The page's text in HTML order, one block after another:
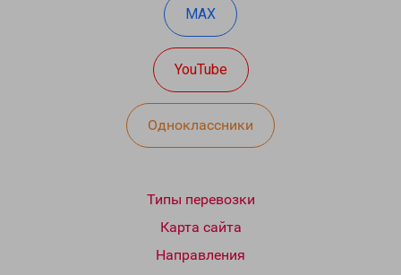
MAX
YouTube
Одноклассники
Типы перевозки
Карта сайта
Направления